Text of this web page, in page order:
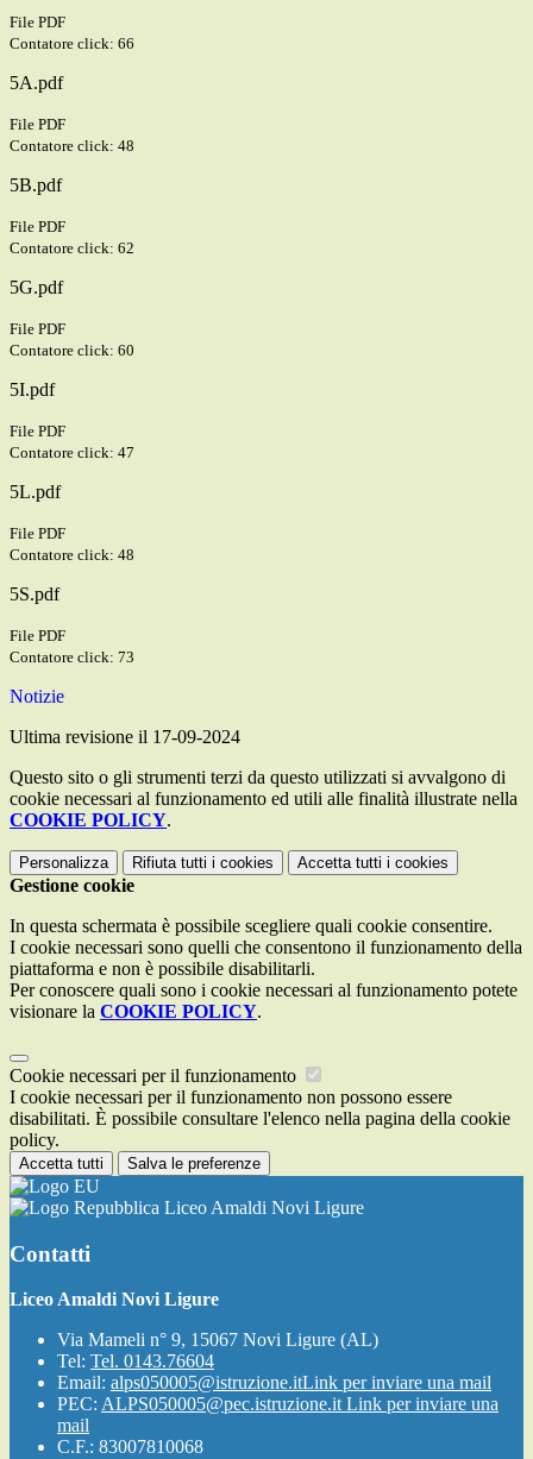
File PDF
Contatore click: 66
5A.pdf
File PDF
Contatore click: 48
5B.pdf
File PDF
Contatore click: 62
5G.pdf
File PDF
Contatore click: 60
5I.pdf
File PDF
Contatore click: 47
5L.pdf
File PDF
Contatore click: 48
5S.pdf
File PDF
Contatore click: 73
Notizie
Ultima revisione il 17-09-2024
Questo sito o gli strumenti terzi da questo utilizzati si avvalgono di
cookie necessari al funzionamento ed utili alle finalità illustrate nella
COOKIE POLICY.
Personalizza Rifiuta tutti i cookies Accetta tutti i cookies
Gestione cookie
In questa schermata è possibile scegliere quali cookie consentire.
I cookie necessari sono quelli che consentono il funzionamento della
piattaforma e non è possibile disabilitarli.
Per conoscere quali sono i cookie necessari al funzionamento potete
visionare la COOKIE POLICY.
Cookie necessari per il funzionamento
I cookie necessari per il funzionamento non possono essere
disabilitati. È possibile consultare l'elenco nella pagina della cookie
policy.
Accetta tutti Salva le preferenze
Liceo Amaldi Novi Ligure
Contatti
Liceo Amaldi Novi Ligure
Via Mameli n° 9, 15067 Novi Ligure (AL)
Tel: Tel. 0143.76604
Email: alps050005@istruzione.itLink per inviare una mail
PEC: ALPS050005@pec.istruzione.itLink per inviare una
mail
C.F.: 83007810068